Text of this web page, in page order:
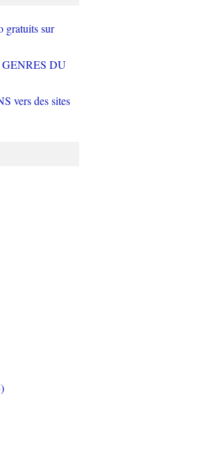
sur
DU
vers des sites